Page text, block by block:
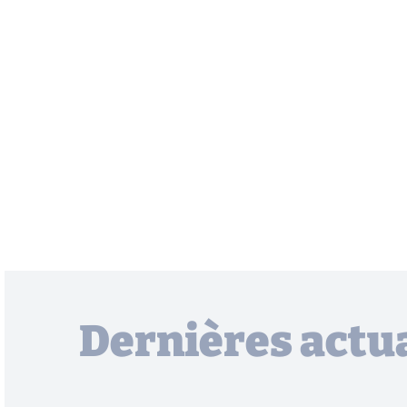
Dernières